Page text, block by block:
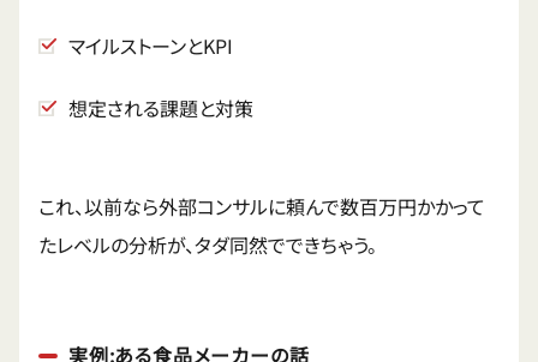
マイルストーンとKPI
想定される課題と対策
これ、以前なら外部コンサルに頼んで数百万円かかって
たレベルの分析が、タダ同然でできちゃう。
実例:ある食品メーカーの話